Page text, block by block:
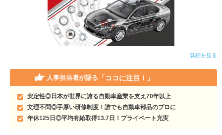
詳細を見る
人事担当者が語る 「ココに注目！」
安定性◎日本が世界に誇る自動車産業を支え70年以上
文理不問◎手厚い研修制度！誰でも自動車部品のプロに
年休125日◎平均有給取得13.7日！プライベート充実